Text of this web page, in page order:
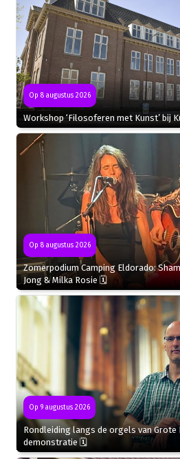
Op 8 augustus 2026
Workshop ‘Filosoferen met Kunst’ bij
Op 8 augustus 2026
Zomerpodium Camping Eldorado:
Jong & Milka Rosie 🗓
Op 9 augustus 2026
Rondleiding langs de orgels van Grote
demonstratie 🗓